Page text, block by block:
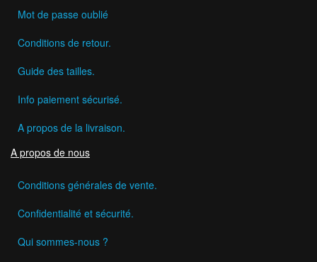
Mot de passe oublié
Conditions de retour.
Guide des tailles.
Info paiement sécurisé.
A propos de la livraison.
A propos de nous
Conditions générales de vente.
Confidentialité et sécurité.
Qui sommes-nous ?